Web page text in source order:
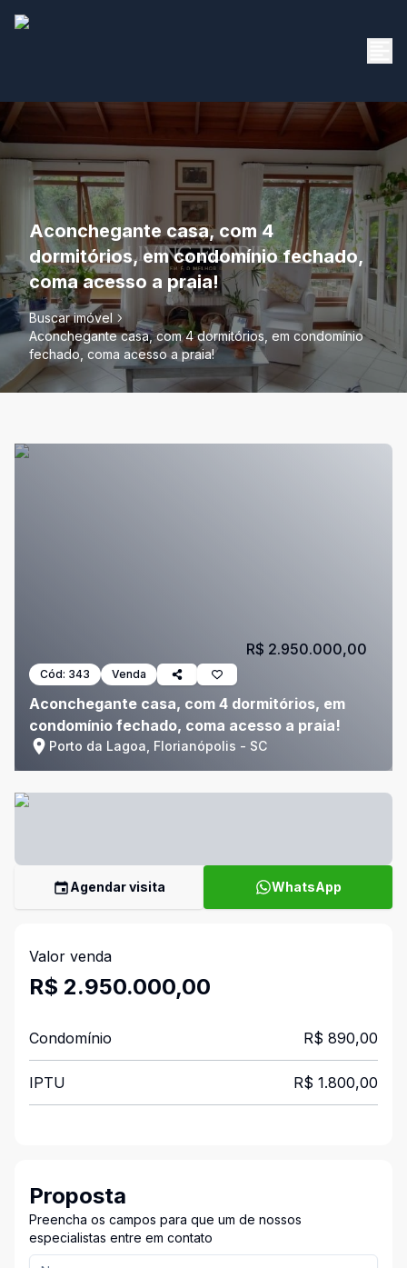
Aconchegante casa, com 4
dormitórios, em condomínio fechado,
coma acesso a praia!
Buscar imóvel
Aconchegante casa, com 4 dormitórios, em condomínio
fechado, coma acesso a praia!
Cód: 343 Venda
Aconchegante casa, com 4 dormitórios, em
condomínio fechado, coma acesso a praia!
Porto da Lagoa, Florianópolis - SC
R$ 2.950.000,00
Agendar visita WhatsApp
Valor venda
R$ 2.950.000,00
Condomínio R$ 890,00
IPTU R$ 1.800,00
Proposta
Preencha os campos para que um de nossos
especialistas entre em contato